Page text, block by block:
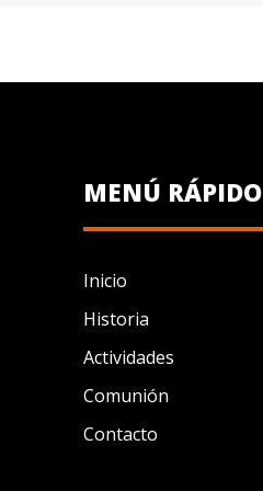
MENÚ RÁPIDO
Inicio
Historia
Actividades
Comunión
Contacto